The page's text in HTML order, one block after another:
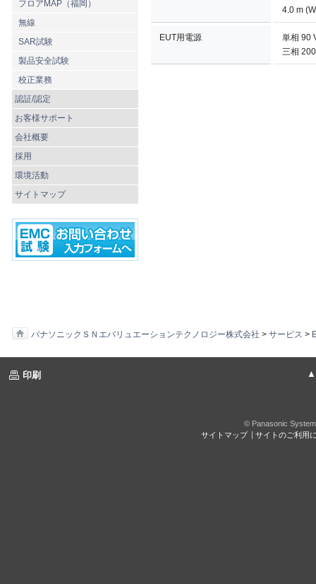
フロアMAP（福岡）
無線
SAR試験
製品安全試験
校正業務
認証/認定
お客様サポート
会社概要
採用
環境活動
サイトマップ
4.0 m
EUT用電源
単相 90
三相
パナソニックＳＮエバリュエーションテクノロジー株式会社 >サービス >
印刷 ▲ページ
© Panasonic
サイトマップ
サイトのご利用